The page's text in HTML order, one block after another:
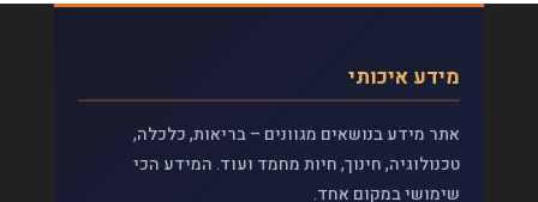
מידע איכותי
אתר מידע בנושאים מגוונים – בריאות, כלכלה,
טכנולוגיה, חינוך, חיות מחמד ועוד. המידע הכי
שימושי במקום אחד.